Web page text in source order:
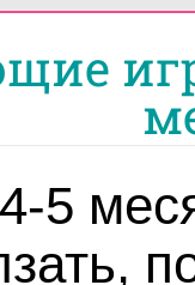
4-5